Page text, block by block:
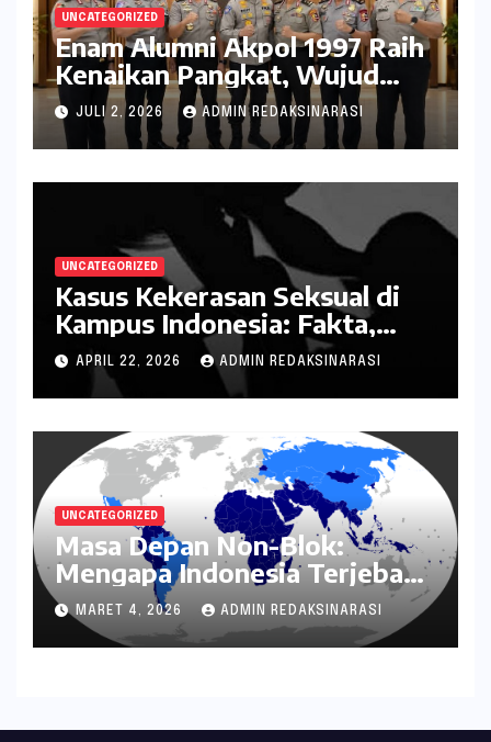
UNCATEGORIZED
Enam Alumni Akpol 1997 Raih
Kenaikan Pangkat, Wujud
Penghargaan atas Pengabdian
kepada Negara
JULI 2, 2026 ADMIN REDAKSINARASI
UNCATEGORIZED
Kasus Kekerasan Seksual di
Kampus Indonesia: Fakta,
Pola Berulang, dan Tantangan
Penanganannya
APRIL 22, 2026 ADMIN REDAKSINARASI
UNCATEGORIZED
Masa Depan Non-Blok:
Mengapa Indonesia Terjebak
dalam Mode Bertahan?
MARET 4, 2026 ADMIN REDAKSINARASI